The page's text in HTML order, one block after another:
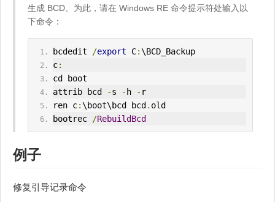
生成 BCD。为此，请在 Windows RE 命令提示符处输入以
下命令：
bcdedit /export C:\BCD_Backup
c:
cd boot
attrib bcd
-s - h - r
ren c:\boot\bcd bcd . old
bootrec
/RebuildBcd
例子
修复引导记录命令